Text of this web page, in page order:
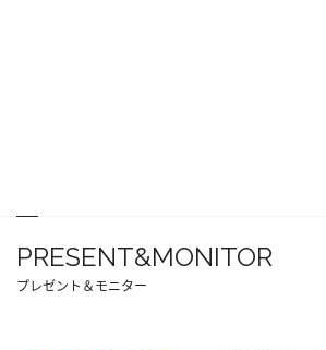
PRESENT&MONITOR
プレゼント＆モニター